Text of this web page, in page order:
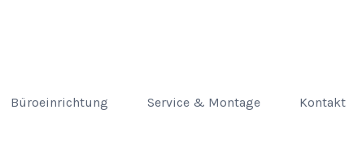
Büroeinrichtung Service & Montage Kontakt